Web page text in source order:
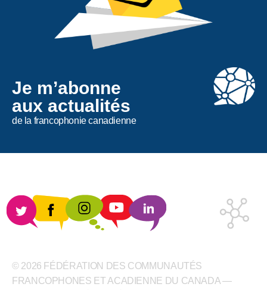
Je m’abonne
aux actualités
de la francophonie canadienne
© 2026 FÉDÉRATION DES COMMUNAUTÉS
FRANCOPHONES ET ACADIENNE DU CANADA —